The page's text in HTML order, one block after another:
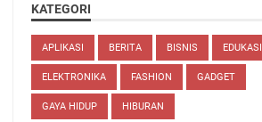
KATEGORI
APLIKASI BERITA BISNIS EDUKASI
ELEKTRONIKA FASHION GADGET
GAYA HIDUP HIBURAN